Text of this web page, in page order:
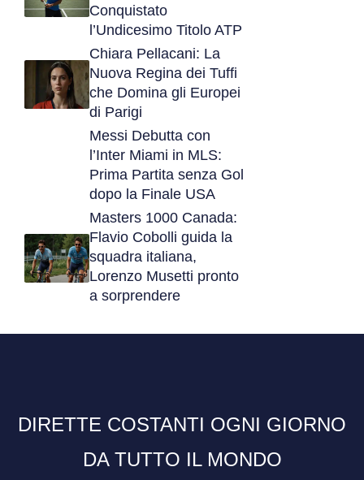
Conquistato
l’Undicesimo Titolo ATP
Chiara Pellacani: La
Nuova Regina dei Tuffi
che Domina gli Europei
di Parigi
Messi Debutta con
l’Inter Miami in MLS:
Prima Partita senza Gol
dopo la Finale USA
Masters 1000 Canada:
Flavio Cobolli guida la
squadra italiana,
Lorenzo Musetti pronto
a sorprendere
DIRETTE COSTANTI OGNI GIORNO
DA TUTTO IL MONDO